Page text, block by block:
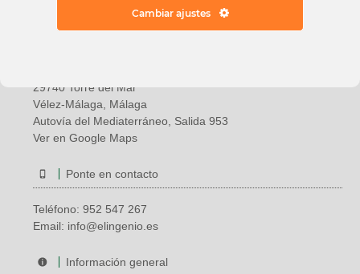
29740 Torre del Mar
Vélez-Málaga, Málaga
Autovía del Mediaterráneo, Salida 953
Ver en Google Maps
Ponte en contacto
Teléfono: 952 547 267
Email: info@elingenio.es
Información general
Cambiar ajustes